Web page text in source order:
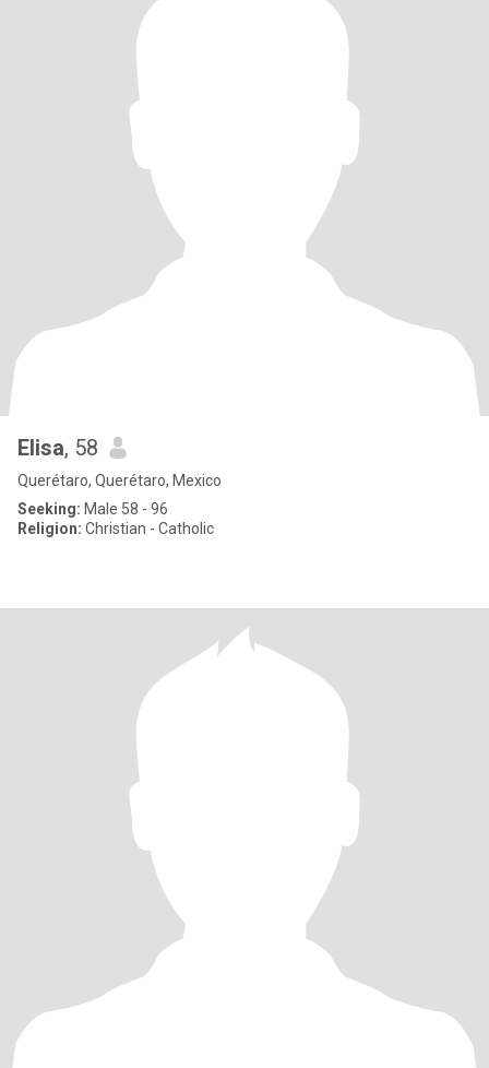
Elisa, 58
Querétaro, Querétaro, Mexico
Seeking: Male 58 - 96
Religion: Christian - Catholic